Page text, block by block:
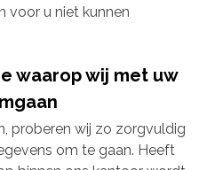
voor u niet kunnen
waarop wij met uw
proberen wij zo zorgvuldig
om te gaan. Heeft